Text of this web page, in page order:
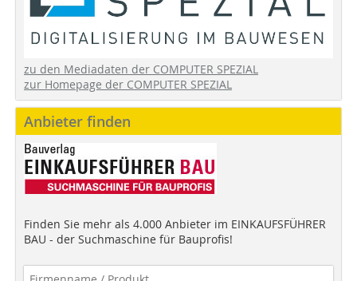
zu den Mediadaten der COMPUTER SPEZIAL
zur Homepage der COMPUTER SPEZIAL
Anbieter finden
Finden Sie mehr als 4.000 Anbieter im EINKAUFSFÜHRER
BAU - der Suchmaschine für Bauprofis!